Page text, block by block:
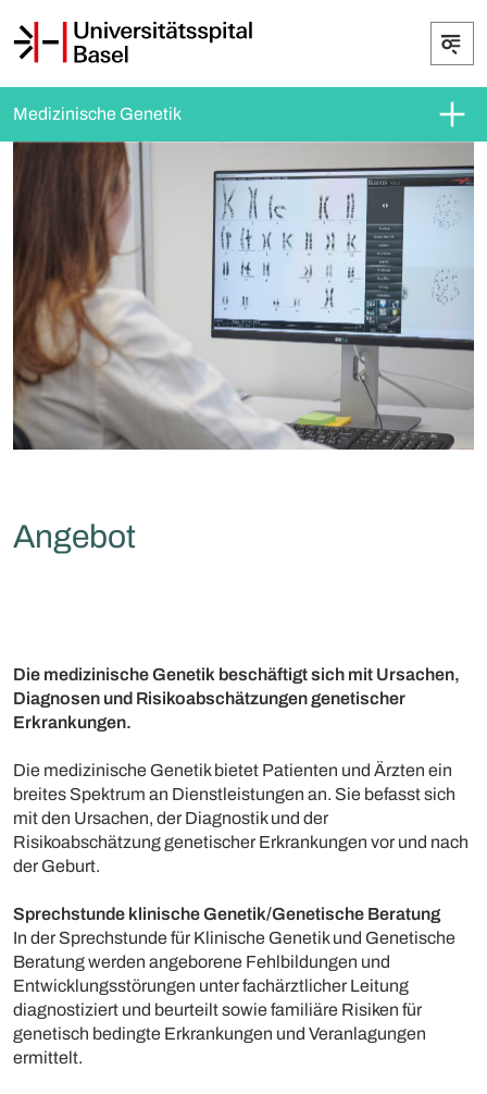
Medizinische Genetik
Angebot
Die medizinische Genetik beschäftigt sich mit Ursachen,
Diagnosen und Risikoabschätzungen genetischer
Erkrankungen.
Die medizinische Genetik bietet Patienten und Ärzten ein
breites Spektrum an Dienstleistungen an. Sie befasst sich
mit den Ursachen, der Diagnostik und der
Risikoabschätzung genetischer Erkrankungen vor und nach
der Geburt.
Sprechstunde klinische Genetik/Genetische Beratung
In der Sprechstunde für Klinische Genetik und Genetische
Beratung werden angeborene Fehlbildungen und
Entwicklungsstörungen unter fachärztlicher Leitung
diagnostiziert und beurteilt sowie familiäre Risiken für
genetisch bedingte Erkrankungen und Veranlagungen
ermittelt.